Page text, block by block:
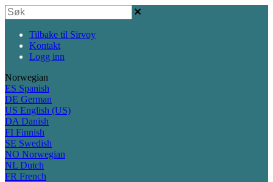
Tilbake til Sirvoy
Kontakt
Logg inn
Norwegian
ES Spanish
DE German
US English (US)
DA Danish
FI Finnish
SE Swedish
NO Norwegian
NL Dutch
FR French